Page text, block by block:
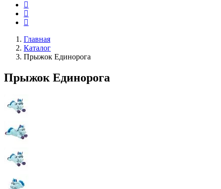
Главная
Каталог
Прыжок Единорога
Прыжок Единорога